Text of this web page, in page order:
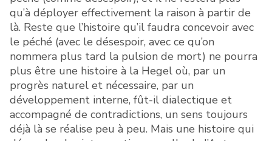
qu’à déployer effectivement la raison à partir de
là. Reste que l’histoire qu’il faudra concevoir avec
le péché (avec le désespoir, avec ce qu’on
nommera plus tard la pulsion de mort) ne pourra
plus être une histoire à la Hegel où, par un
progrès naturel et nécessaire, par un
développement interne, fût-il dialectique et
accompagné de contradictions, un sens toujours
déjà là se réalise peu à peu. Mais une histoire qui